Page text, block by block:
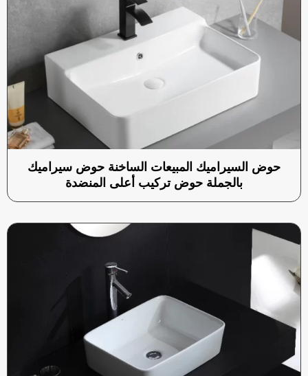
حوض السيراميك المبيعات الساخنة حوض سيراميك
بالجملة حوض تركيب أعلى المنضدة